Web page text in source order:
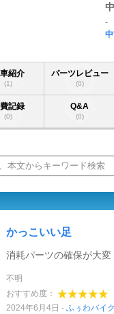
-
紹介
(1)
パーツレビュー
(0)
記録
(0)
Q&A
(0)
かっこいい足
消耗パーツの確保が大変
不明
おすすめ度：
2024年6月4日
ふぅわバイ